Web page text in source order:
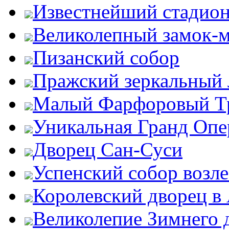
Известнейший
Великолепный
Пизанский собор
Пражский зеркальный
Малый Фарфоровый
Уникальная Гранд
Дворец Сан-Суси
Успенский собор
Королевский дворец
Великолепие